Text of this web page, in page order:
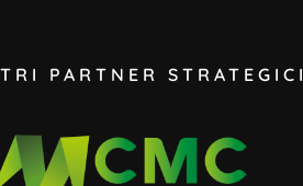
PARTNER STRATEGICI